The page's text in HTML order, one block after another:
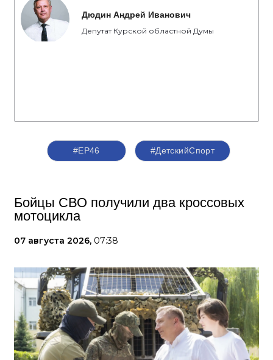
Дюдин Андрей Иванович
Депутат Курской областной Думы
#ЕР46 #ДетскийСпорт
Бойцы СВО получили два кроссовых
мотоцикла
07 августа 2026, 07:38